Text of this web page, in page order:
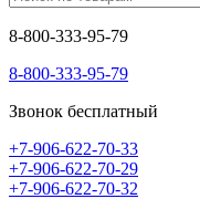
8-800-333-95-79
8-800-333-95-79
Звонок бесплатный
+7-906-622-70-33
+7-906-622-70-29
+7-906-622-70-32